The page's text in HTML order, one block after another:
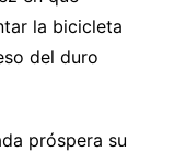
la bicicleta
del duro
próspera su